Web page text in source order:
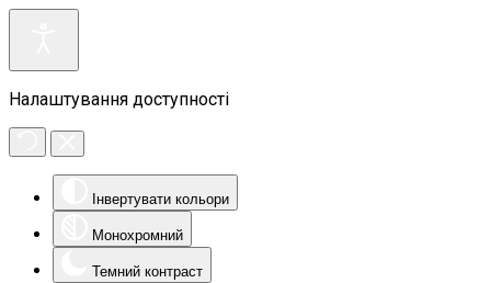
Налаштування доступності
Інвертувати кольори
Монохромний
Темний контраст